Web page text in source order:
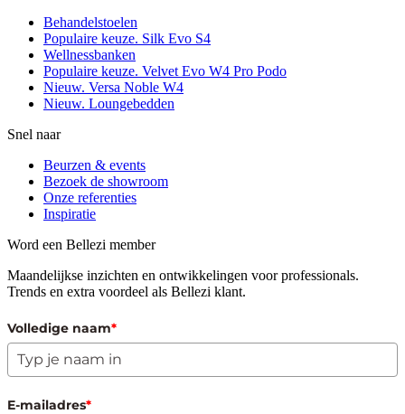
Behandelstoelen
Populaire keuze. Silk Evo S4
Wellnessbanken
Populaire keuze. Velvet Evo W4 Pro Podo
Nieuw. Versa Noble W4
Nieuw. Loungebedden
Snel naar
Beurzen & events
Bezoek de showroom
Onze referenties
Inspiratie
Word een Bellezi member
Maandelijkse inzichten en ontwikkelingen voor professionals.
Trends en extra voordeel als Bellezi klant.
Volledige naam*
E-mailadres*